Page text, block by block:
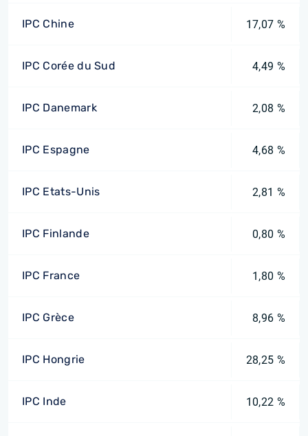
IPC Chine 17,07 %
IPC Corée du Sud 4,49 %
IPC Danemark 2,08 %
IPC Espagne 4,68 %
IPC Etats-Unis 2,81 %
IPC Finlande 0,80 %
IPC France 1,80 %
IPC Grèce 8,96 %
IPC Hongrie 28,25 %
IPC Inde 10,22 %